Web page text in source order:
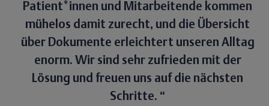
Patient*innen und Mitarbeitende kommen
mühelos damit zurecht, und die Übersicht
über Dokumente erleichtert unseren Alltag
enorm. Wir sind sehr zufrieden mit der
Lösung und freuen uns auf die nächsten
Schritte.